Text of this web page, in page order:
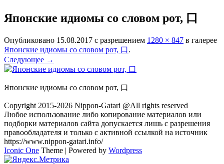
Японские идиомы со словом рот, 口
Опубликовано 15.08.2017 с разрешением 1280 × 847 в галерее
Японские идиомы со словом рот, 口.
Следующее →
Японские идиомы со словом рот, 口
Copyright 2015-2026 Nippon-Gatari @All rights reserved
Любое использование либо копирование материалов или
подборки материалов сайта допускается лишь с разрешения
правообладателя и только с активной ссылкой на источник
https://www.nippon-gatari.info/
Iconic One Theme | Powered by Wordpress